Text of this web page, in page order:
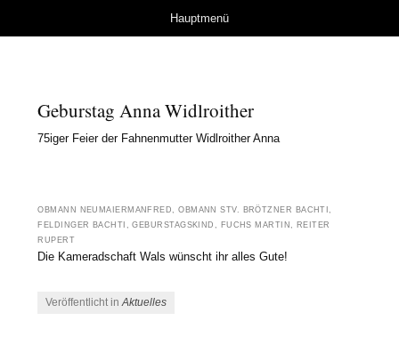
Herzlich Willkommen
bei der Kameradschaft
Hauptmenü
Geburstag Anna Widlroither
75iger Feier der Fahnenmutter Widlroither Anna
OBMANN NEUMAIERMANFRED, OBMANN STV. BRÖTZNER BACHTI,
FELDINGER BACHTI, GEBURSTAGSKIND, FUCHS MARTIN, REITER
RUPERT
Die Kameradschaft Wals wünscht ihr alles Gute!
Veröffentlicht inAktuelles